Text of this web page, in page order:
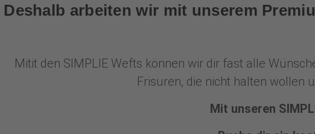
Deshalb arbeiten wir mit unserem
Mitit den SIMPLIE Wefts können wir dir fast alle
Frisuren, die nicht halten wollen
Mit unseren